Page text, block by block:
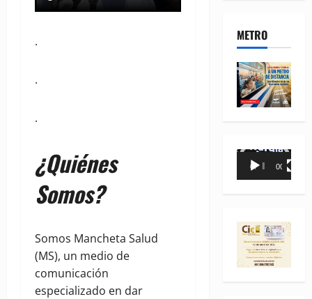
.
.
.
¿Quiénes
Somos?
Somos Mancheta Salud
(MS), un medio de
comunicación
especializado en dar
METRO
Reproductor
00:00 00:35